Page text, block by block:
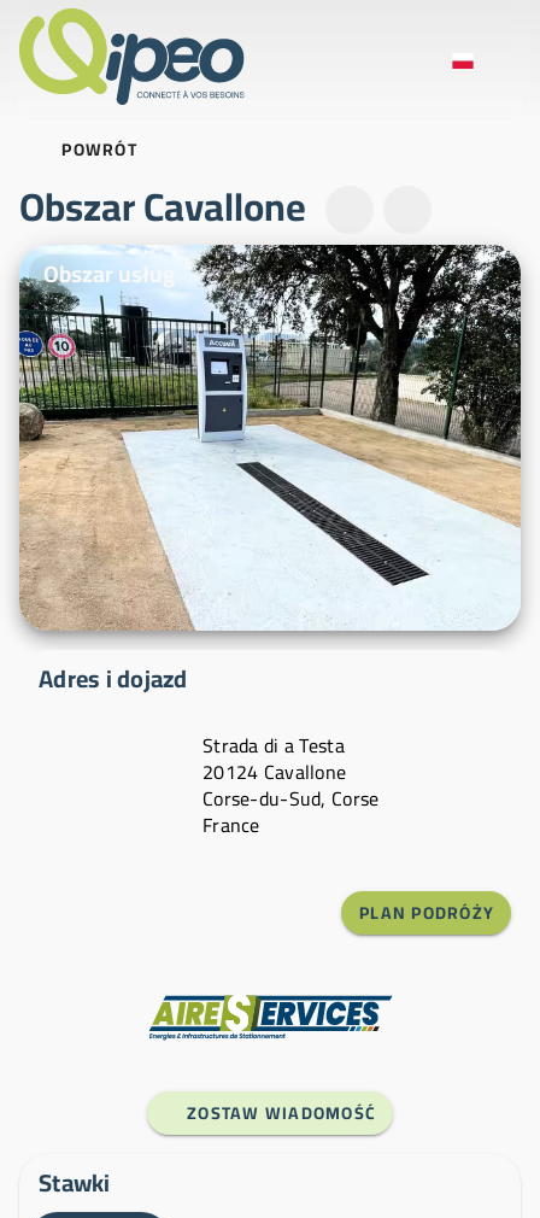
POWRÓT
Obszar Cavallone
Zdjęcia ilustracyjne
Obszar usług
Adres i dojazd
Strada di a Testa
20124 Cavallone
Corse-du-Sud, Corse
France
PLAN PODRÓŻY
ZOSTAW WIADOMOŚĆ
Stawki